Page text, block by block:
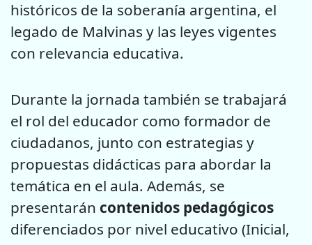
históricos de la soberanía argentina, el
legado de Malvinas y las leyes vigentes
con relevancia educativa.
Durante la jornada también se trabajará
el rol del educador como formador de
ciudadanos, junto con estrategias y
propuestas didácticas para abordar la
temática en el aula. Además, se
presentarán contenidos pedagógicos
diferenciados por nivel educativo (Inicial,